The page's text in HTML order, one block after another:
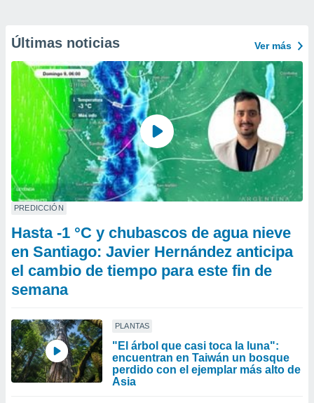
Últimas noticias Ver más
PREDICCIÓN
Hasta -1 °C y chubascos de agua nieve
en Santiago: Javier Hernández anticipa
el cambio de tiempo para este fin de
semana
PLANTAS
"El árbol que casi toca la luna":
encuentran en Taiwán un bosque
perdido con el ejemplar más alto de
Asia